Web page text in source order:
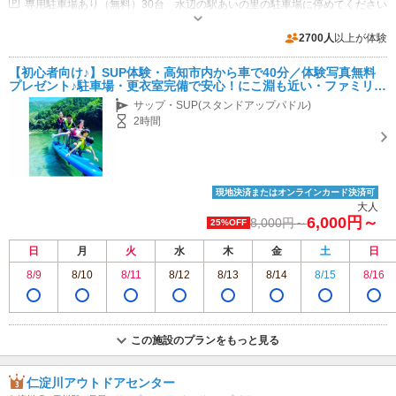
専用駐車場あり（無料）30台 水辺の駅あいの里の駐車場に停めてください
2700人 以上が体験
【初心者向け♪】SUP体験・高知市内から車で40分／体験写真無料
プレゼント♪駐車場・更衣室完備で安心！にこ淵も近い・ファミリ
ー、女性、カップル歓迎サップ・SUP(スタンドアップパドル)
2時間
現地決済またはオンラインカード決済可
大人
25%OFF 8,000円～6,000円～
日 月 火 水 木 金 土
日
8/9
8/10 8/11 8/12 8/13 8/14 8/15 8/16
この施設のプランをもっと見る
仁淀川アウトドアセンター